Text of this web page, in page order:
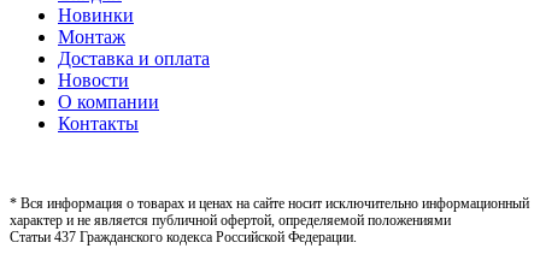
Новинки
Монтаж
Доставка и оплата
Новости
О компании
Контакты
* Вся информация о товарах и ценах на сайте носит исключительно информационный
характер и не является публичной офертой, определяемой положениями
Статьи 437 Гражданского кодекса Российской Федерации.